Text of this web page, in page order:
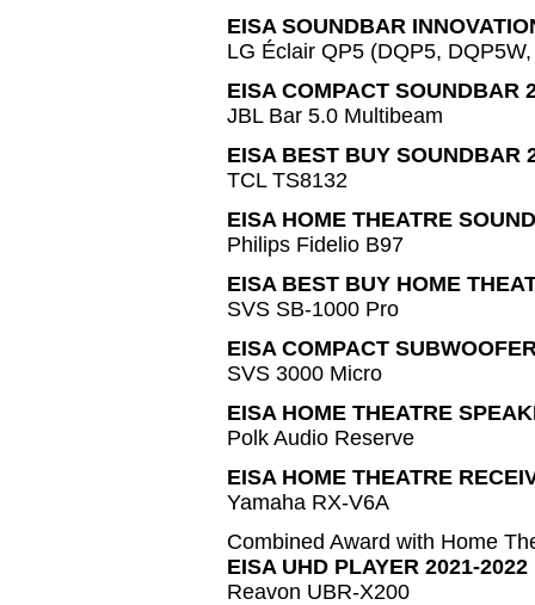
EISA SOUNDBAR
LG Éclair QP5 (DQP5,
EISA COMPACT SOUNDBAR
JBL Bar 5.0 Multibeam
EISA BEST BUY SOUNDBAR
TCL TS8132
EISA HOME THEATRE
Philips Fidelio B97
EISA BEST BUY HOME
SVS SB-1000 Pro
EISA COMPACT
SVS 3000 Micro
EISA HOME THEATRE
Polk Audio Reserve
EISA HOME THEATRE
Yamaha RX-V6A
Combined Award with Home
EISA UHD PLAYER 2021-2022
Reavon UBR-X200